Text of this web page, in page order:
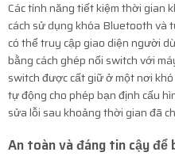
Các tính năng tiết kiệm thời gian
cách sử dụng khóa Bluetooth và
có thể truy cập giao diện người
bằng cách ghép nối switch với
switch được cất giữ ở một nơi
tự động cho phép bạn định cấu
sửa lỗi sau khoảng thời gian đã
An toàn và đáng tin cậy